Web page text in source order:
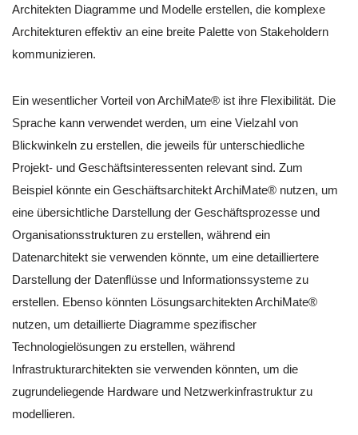
Architekten Diagramme und Modelle erstellen, die komplexe
Architekturen effektiv an eine breite Palette von Stakeholdern
kommunizieren.
Ein wesentlicher Vorteil von ArchiMate® ist ihre Flexibilität. Die
Sprache kann verwendet werden, um eine Vielzahl von
Blickwinkeln zu erstellen, die jeweils für unterschiedliche
Projekt- und Geschäftsinteressenten relevant sind. Zum
Beispiel könnte ein Geschäftsarchitekt ArchiMate® nutzen, um
eine übersichtliche Darstellung der Geschäftsprozesse und
Organisationsstrukturen zu erstellen, während ein
Datenarchitekt sie verwenden könnte, um eine detailliertere
Darstellung der Datenflüsse und Informationssysteme zu
erstellen. Ebenso könnten Lösungsarchitekten ArchiMate®
nutzen, um detaillierte Diagramme spezifischer
Technologielösungen zu erstellen, während
Infrastrukturarchitekten sie verwenden könnten, um die
zugrundeliegende Hardware und Netzwerkinfrastruktur zu
modellieren.